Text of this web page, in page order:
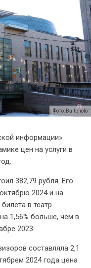
Фото: Baltphoto
информации»
цен на услуги в
382,79 рубля. Его
2024 и на
в театр
1,56% больше, чем в
2023.
составляла 2,1
2024 года цена